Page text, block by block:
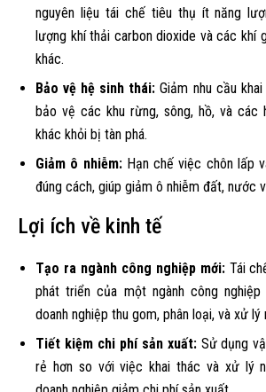
nguyên liệu tái chế tiêu thụ ít năng
lượng khí thải carbon dioxide và các khí
khác.
Bảo vệ hệ sinh thái: Giảm nhu cầu
bảo vệ các khu rừng, sông, hồ, và các
khác khỏi bị tàn phá.
Giảm ô nhiễm:Hạn chế việc chôn lấp
đúng cách, giúp giảm ô nhiễm đất, nước
Lợi ích về kinh tế
Tạo ra ngành công nghiệp mới:Tái
phát triển của một ngành công
doanh nghiệp thu gom, phân loại, và xử lý
Tiết kiệm chi phí sản xuất:Sử dụng
rẻ hơn so với việc khai thác và xử lý